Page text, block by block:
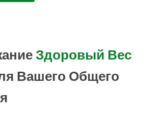
Здоровый Вес
Вашего Общего